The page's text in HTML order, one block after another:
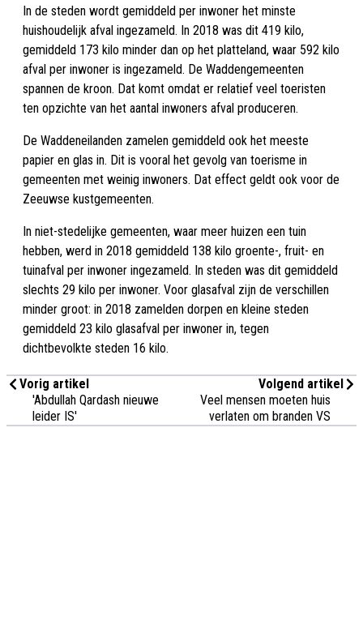
In de steden wordt gemiddeld per inwoner het minste
huishoudelijk afval ingezameld. In 2018 was dit 419 kilo,
gemiddeld 173 kilo minder dan op het platteland, waar 592 kilo
afval per inwoner is ingezameld. De Waddengemeenten
spannen de kroon. Dat komt omdat er relatief veel toeristen
ten opzichte van het aantal inwoners afval produceren.
De Waddeneilanden zamelen gemiddeld ook het meeste
papier en glas in. Dit is vooral het gevolg van toerisme in
gemeenten met weinig inwoners. Dat effect geldt ook voor de
Zeeuwse kustgemeenten.
In niet-stedelijke gemeenten, waar meer huizen een tuin
hebben, werd in 2018 gemiddeld 138 kilo groente-, fruit- en
tuinafval per inwoner ingezameld. In steden was dit gemiddeld
slechts 29 kilo per inwoner. Voor glasafval zijn de verschillen
minder groot: in 2018 zamelden dorpen en kleine steden
gemiddeld 23 kilo glasafval per inwoner in, tegen
dichtbevolkte steden 16 kilo.
Vorig artikel
'Abdullah Qardash nieuwe
leider IS'
Volgend artikel
Veel mensen moeten huis
verlaten om branden VS